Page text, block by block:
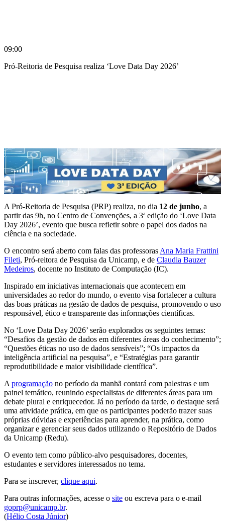
09:00
Pró-Reitoria de Pesquisa realiza ‘Love Data Day 2026’
A Pró-Reitoria de Pesquisa (PRP) realiza, no dia 12 de junho, a
partir das 9h, no Centro de Convenções, a 3ª edição do ‘Love Data
Day 2026’, evento que busca refletir sobre o papel dos dados na
ciência e na sociedade.
O encontro será aberto com falas das professoras Ana Maria Frattini
Fileti, Pró-reitora de Pesquisa da Unicamp, e de Claudia Bauzer
Medeiros, docente no Instituto de Computação (IC).
Inspirado em iniciativas internacionais que acontecem em
universidades ao redor do mundo, o evento visa fortalecer a cultura
das boas práticas na gestão de dados de pesquisa, promovendo o uso
responsável, ético e transparente das informações científicas.
No ‘Love Data Day 2026’ serão explorados os seguintes temas:
“Desafios da gestão de dados em diferentes áreas do conhecimento”;
“Questões éticas no uso de dados sensíveis”; “Os impactos da
inteligência artificial na pesquisa”, e “Estratégias para garantir
reprodutibilidade e maior visibilidade científica”.
A programação no período da manhã contará com palestras e um
painel temático, reunindo especialistas de diferentes áreas para um
debate plural e enriquecedor. Já no período da tarde, o destaque será
uma atividade prática, em que os participantes poderão trazer suas
próprias dúvidas e experiências para aprender, na prática, como
organizar e gerenciar seus dados utilizando o Repositório de Dados
da Unicamp (Redu).
O evento tem como público-alvo pesquisadores, docentes,
estudantes e servidores interessados no tema.
Para se inscrever, clique aqui.
Para outras informações, acesse o site ou escreva para o e-mail
goprp@unicamp.br.
(Hélio Costa Júnior)